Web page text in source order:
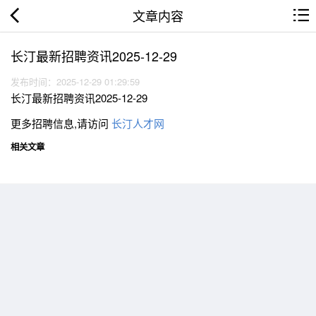
文章内容
长汀最新招聘资讯2025-12-29
发布时间：2025-12-29 01:29:59
长汀最新招聘资讯2025-12-29
更多招聘信息,请访问 长汀人才网
相关文章